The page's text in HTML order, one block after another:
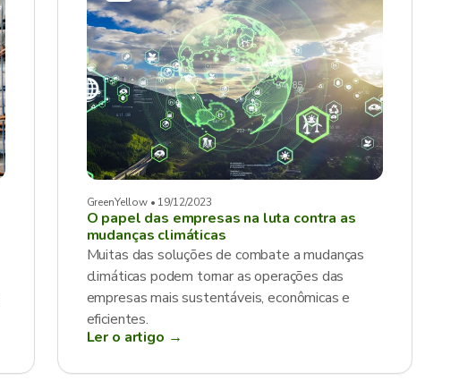
GreenYellow • 19/12/2023
O papel das empresas na luta contra as
mudanças climáticas
Muitas das soluções de combate a mudanças
climáticas podem tornar as operações das
empresas mais sustentáveis, econômicas e
eficientes.
Ler o artigo →